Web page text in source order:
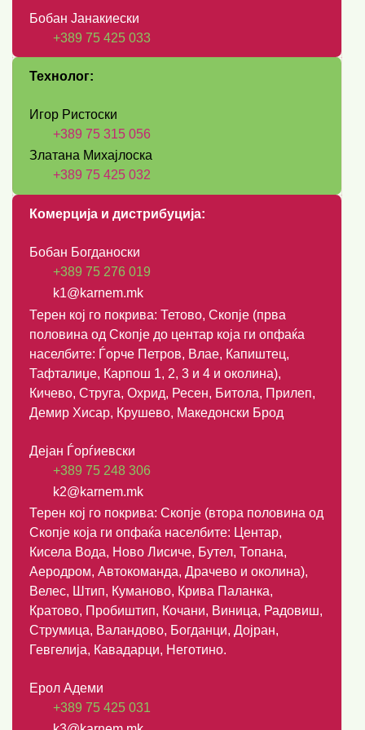
Бобан Јанакиески
+389 75 425 033
Технолог:
Игор Ристоски
+389 75 315 056
Златана Михајлоска
+389 75 425 032
Комерција и дистрибуција:
Бобан Богданоски
+389 75 276 019
k1@karnem.mk
Терен кој го покрива: Тетово, Скопје (прва
половина од Скопје до центар која ги опфаќа
населбите: Ѓорче Петров, Влае, Капиштец,
Тафталиџе, Карпош 1, 2, 3 и 4 и околина),
Кичево, Струга, Охрид, Ресен, Битола, Прилеп,
Демир Хисар, Крушево, Македонски Брод
Дејан Ѓорѓиевски
+389 75 248 306
k2@karnem.mk
Терен кој го покрива: Скопје (втора половина од
Скопје која ги опфаќа населбите: Центар,
Кисела Вода, Ново Лисиче, Бутел, Топана,
Аеродром, Автокоманда, Драчево и околина),
Велес, Штип, Куманово, Крива Паланка,
Кратово, Пробиштип, Кочани, Виница, Радовиш,
Струмица, Валандово, Богданци, Дојран,
Гевгелија, Кавадарци, Неготино.
Ерол Адеми
+389 75 425 031